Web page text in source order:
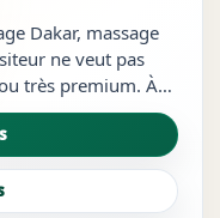
Dakar, massage
ne veut pas
très premium. À
plus détente :
plage,